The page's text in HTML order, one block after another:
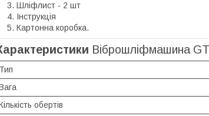
Шліфлист - 2 шт
Інструкція
Картонна коробка.
Віброшліфмашина
Тип
обертів